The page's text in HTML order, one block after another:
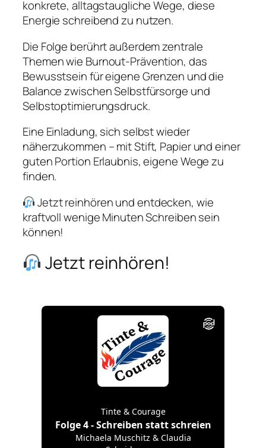
konkrete, alltagstaugliche Wege, diese
Energie schreibend zu nutzen.
Die Folge berührt außerdem zentrale
Themen wie Burnout-Prävention, das
Bewusstsein für eigene Grenzen und die
Balance zwischen Selbstfürsorge und
Selbstoptimierungsdruck.
Eine Einladung, sich selbst wieder
näherzukommen – mit Stift, Papier und einer
guten Portion Erlaubnis, eigene Wege zu
finden.
Jetzt reinhören und entdecken, wie
kraftvoll wenige Minuten Schreiben sein
können!
Jetzt reinhören!